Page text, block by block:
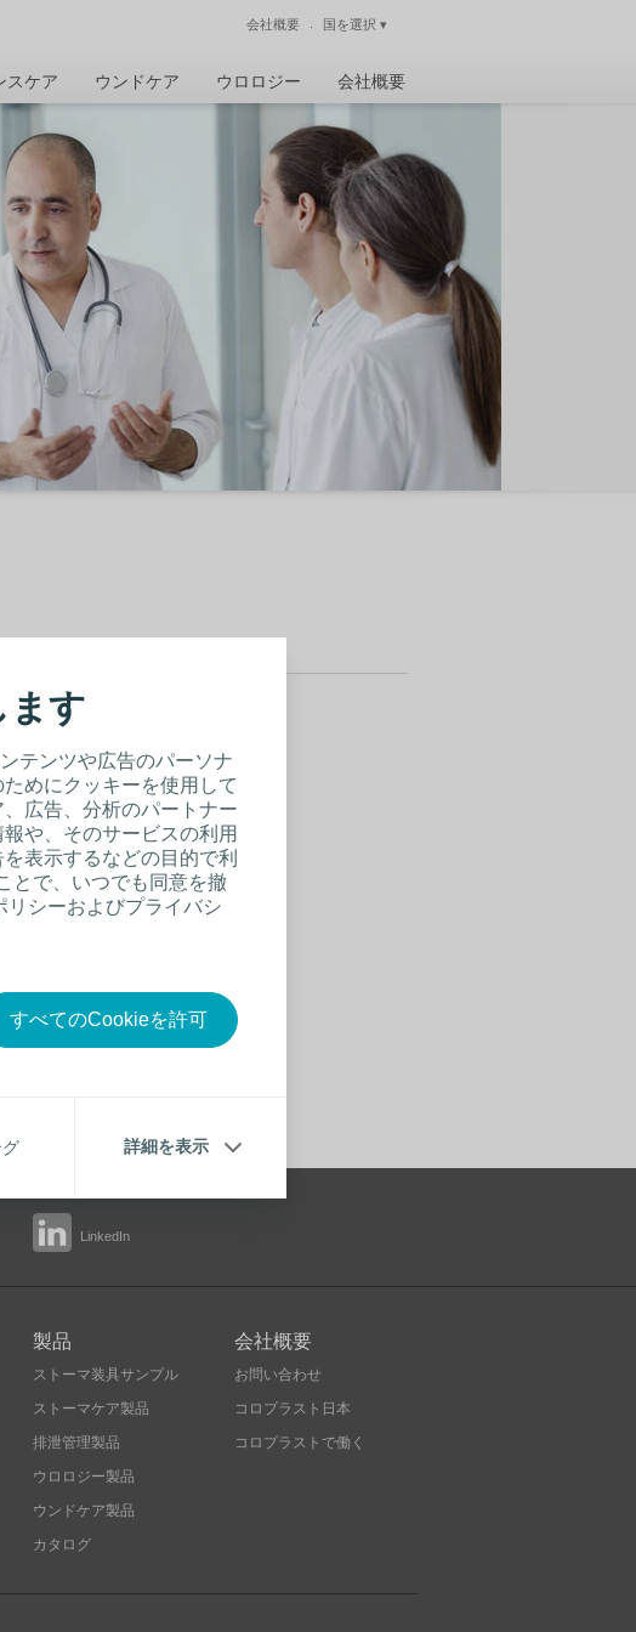
ます
テンツや広告のパーソナ
めにクッキーを使用して
広告、分析のパートナー
や、そのサービスの利用
表示するなどの目的で利
とで、いつでも同意を撤
シーおよびプライバシ
すべてのCookieを許可
詳細を表示
閉じる
会社概要 国を選択 ▾
スケア ウンドケア ウロロジー 会社概要
LinkedIn
製品
ストーマ装具サンプル
ストーマケア製品
排泄管理製品
ウロロジー製品
ウンドケア製品
カタログ
会社概要
お問い合わせ
コロプラスト日本
コロプラストで働く